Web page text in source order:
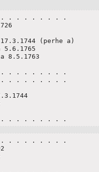
. . . . . . . .
(perhe a)
5.6.1765
8.5.1763
. . . . . . . .
. . . . . . . .
. . . . . . . .
. . . . . . . .